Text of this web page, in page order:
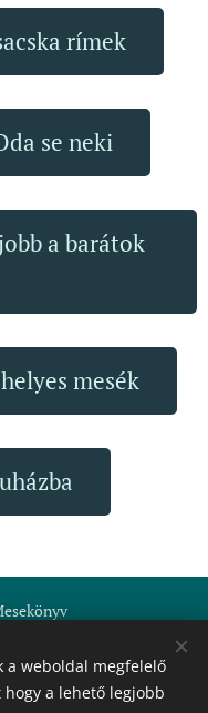
rímek
se neki
a barátok
mesék
a weboldal megfelelő
a lehető legjobb